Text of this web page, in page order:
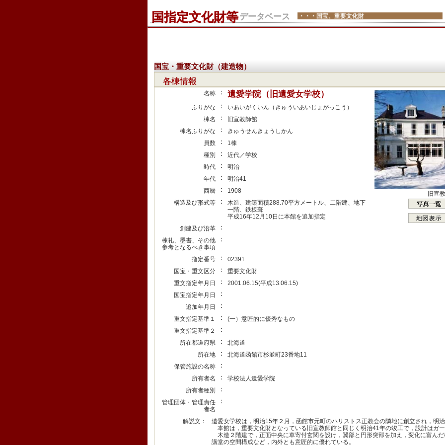
国指定文化財等データベース ・・・国宝、重要文化財
国宝・重要文化財（建造物）
各棟情報
名称 ： 遺愛学院（旧遺愛女学校）
ふりがな ：
いあいがくいん（きゅういあいじょがっこう）
棟名
：
旧宣教師館
棟名ふりがな
：
きゅうせんきょうしかん
員数
：
1棟
種別
：
近代／学校
時代
：
明治
年代
：
明治41
西暦
：
1908
構造及び形式等
：
木造、建築面積288.70平方メートル、二階建、地下
一階、鉄板葺
平成16年12月10日に本館を追加指定
創建及び沿革
：
棟礼、墨書、その他
参考となるべき事項
：
指定番号 ：
02391
国宝・重文区分
：
重要文化財
重文指定年月日
：
2001.06.15(平成13.06.15)
国宝指定年月日
：
追加年月日 ：
重文指定基準１ ：
(一）意匠的に優秀なもの
重文指定基準２
：
所在都道府県 ：
北海道
所在地
：
北海道函館市杉並町23番地11
保管施設の名称
：
所有者名 ：
学校法人遺愛学院
所有者種別
：
管理団体・管理責任
者名
：
旧宣
解説文：
遺愛女学校は，明治15年２月，函館市元町のハリストス正教会の隣地に創立され，明
本館は，重要文化財となっている旧宣教師館と同じく明治41年の竣工で，設計はガ
木造２階建で，正面中央に車寄付玄関を設け，翼部と円形突部を加え，変化に富ん
講堂の空間構成など，内外とも意匠的に優れている。